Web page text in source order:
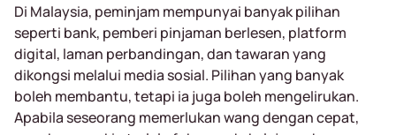
Di Malaysia, peminjam mempunyai banyak pilihan
seperti bank, pemberi pinjaman berlesen, platform
digital, laman perbandingan, dan tawaran yang
dikongsi melalui media sosial. Pilihan yang banyak
boleh membantu, tetapi ia juga boleh mengelirukan.
Apabila seseorang memerlukan wang dengan cepat,